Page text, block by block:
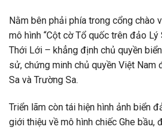
Nằm bên phải phía trong cổng chào
mô hình “Cột cờ Tổ quốc trên đảo Lý
Thới Lới – khẳng định chủ quyền
sử, chứng minh chủ quyền Việt Nam
Sa và Trường Sa.
Triển lãm còn tái hiện hình ảnh biển
giới thiệu về mô hình chiếc Ghe bầu,